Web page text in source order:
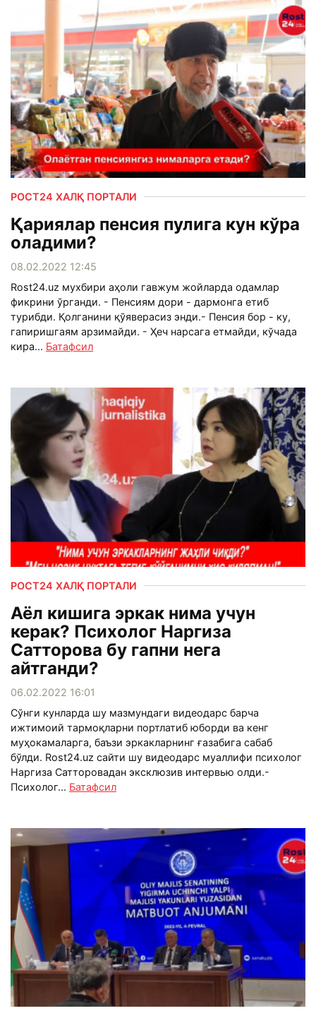
РОСТ24 ХАЛҚ ПОРТАЛИ
Қариялар пенсия пулига кун кўра
оладими?
08.02.2022 12:45
Rost24.uz мухбири аҳоли гавжум жойларда одамлар
фикрини ўрганди. - Пенсиям дори - дармонга етиб
турибди. Қолганини қўяверасиз энди.- Пенсия бор - ку,
гапиришгаям арзимайди. - Ҳеч нарсага етмайди, кўчада
кира... Батафсил
РОСТ24 ХАЛҚ ПОРТАЛИ
Аёл кишига эркак нима учун
керак? Психолог Наргиза
Сатторова бу гапни нега
айтганди?
06.02.2022 16:01
Сўнги кунларда шу мазмундаги видеодарс барча
ижтимоий тармоқларни портлатиб юборди ва кенг
муҳокамаларга, баъзи эркакларнинг ғазабига сабаб
бўлди. Rost24.uz сайти шу видеодарс муаллифи психолог
Наргиза Сатторовадан эксклюзив интервью олди.-
Психолог... Батафсил